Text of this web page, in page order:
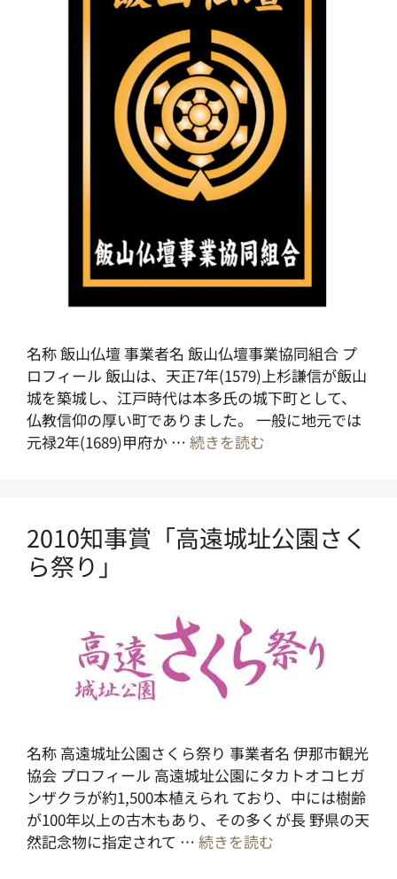
名称 飯山仏壇 事業者名 飯山仏壇事業協同組合 プ
ロフィール 飯山は、天正7年(1579)上杉謙信が飯山
城を築城し、江戸時代は本多氏の城下町として、
仏教信仰の厚い町でありました。 一般に地元では
元禄2年(1689)甲府か … 続きを読む
2010知事賞「高遠城址公園さく
ら祭り」
名称 高遠城址公園さくら祭り 事業者名 伊那市観光
協会 プロフィール 高遠城址公園にタカトオコヒガ
ンザクラが約1,500本植えられ ており、中には樹齢
が100年以上の古木もあり、その多くが長 野県の天
然記念物に指定されて … 続きを読む